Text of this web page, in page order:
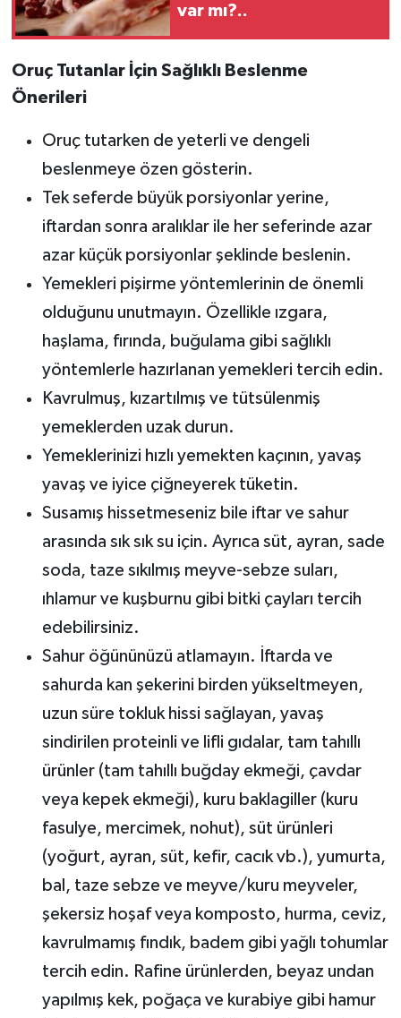
var mı?..
Oruç Tutanlar İçin Sağlıklı Beslenme
Önerileri
Oruç tutarken de yeterli ve dengeli
beslenmeye özen gösterin.
Tek seferde büyük porsiyonlar yerine,
iftardan sonra aralıklar ile her seferinde azar
azar küçük porsiyonlar şeklinde beslenin.
Yemekleri pişirme yöntemlerinin de önemli
olduğunu unutmayın. Özellikle ızgara,
haşlama, fırında, buğulama gibi sağlıklı
yöntemlerle hazırlanan yemekleri tercih edin.
Kavrulmuş, kızartılmış ve tütsülenmiş
yemeklerden uzak durun.
Yemeklerinizi hızlı yemekten kaçının, yavaş
yavaş ve iyice çiğneyerek tüketin.
Susamış hissetmeseniz bile iftar ve sahur
arasında sık sık su için. Ayrıca süt, ayran, sade
soda, taze sıkılmış meyve-sebze suları,
ıhlamur ve kuşburnu gibi bitki çayları tercih
edebilirsiniz.
Sahur öğününüzü atlamayın. İftarda ve
sahurda kan şekerini birden yükseltmeyen,
uzun süre tokluk hissi sağlayan, yavaş
sindirilen proteinli ve lifli gıdalar, tam tahıllı
ürünler (tam tahıllı buğday ekmeği, çavdar
veya kepek ekmeği), kuru baklagiller (kuru
fasulye, mercimek, nohut), süt ürünleri
(yoğurt, ayran, süt, kefir, cacık vb.), yumurta,
bal, taze sebze ve meyve/kuru meyveler,
şekersiz hoşaf veya komposto, hurma, ceviz,
kavrulmamış fındık, badem gibi yağlı tohumlar
tercih edin. Rafine ürünlerden, beyaz undan
yapılmış kek, poğaça ve kurabiye gibi hamur